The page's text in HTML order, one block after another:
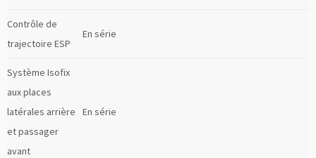
Contrôle de
trajectoire ESP
En série
Système Isofix
aux places
latérales arrière
et passager
avant
En série